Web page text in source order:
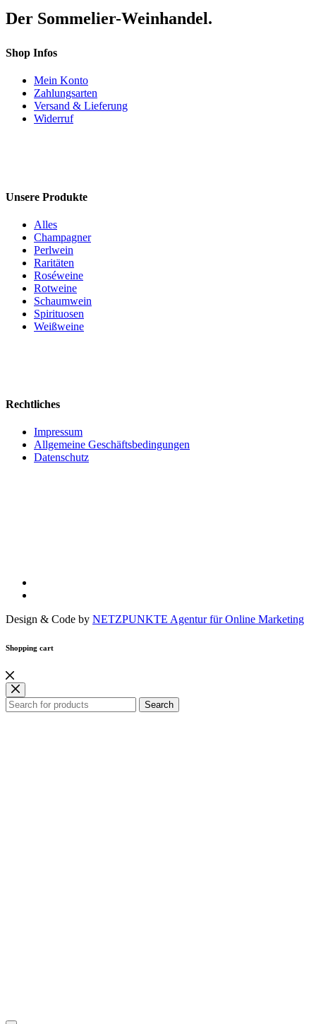
Der Sommelier-Weinhandel.
Shop Infos
Mein Konto
Zahlungsarten
Versand & Lieferung
Widerruf
Unsere Produkte
Alles
Champagner
Perlwein
Raritäten
Roséweine
Rotweine
Schaumwein
Spirituosen
Weißweine
Rechtliches
Impressum
Allgemeine Geschäftsbedingungen
Datenschutz
Design & Code by NETZPUNKTE Agentur für Online Marketing
Shopping cart
Search